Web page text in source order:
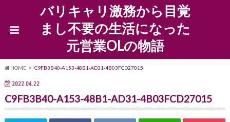
バリキャリ激務から目覚
まし不要の生活になった
元営業OLの物語
HOME C9FB3B40-A153-48B1-AD31-4B03FCD27015
2022.04.22
C9FB3B40-A153-48B1-AD31-4B03FCD27015